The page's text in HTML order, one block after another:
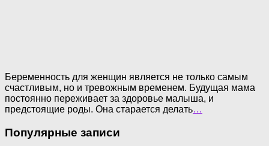
Беременность для женщин является не только самым
счастливым, но и тревожным временем. Будущая мама
постоянно переживает за здоровье малыша, и
предстоящие роды. Она старается делать…
Популярные записи